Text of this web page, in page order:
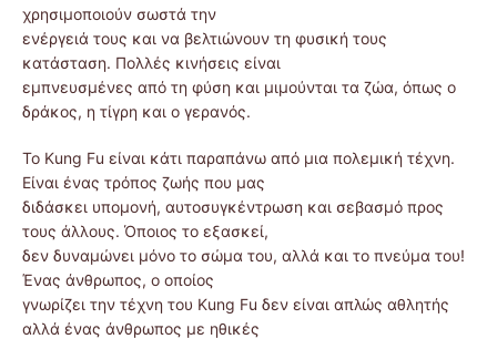
χρησιμοποιούν σωστά την
ενέργειά τους και να βελτιώνουν τη φυσική τους
κατάσταση. Πολλές κινήσεις είναι
εμπνευσμένες από τη φύση και μιμούνται τα ζώα, όπως ο
δράκος, η τίγρη και ο γερανός.
Το Kung Fu είναι κάτι παραπάνω από μια πολεμική τέχνη.
Είναι ένας τρόπος ζωής που μας
διδάσκει υπομονή, αυτοσυγκέντρωση και σεβασμό προς
τους άλλους. Όποιος το εξασκεί,
δεν δυναμώνει μόνο το σώμα του, αλλά και το πνεύμα του!
Ένας άνθρωπος, ο οποίος
γνωρίζει την τέχνη του Kung Fu δεν είναι απλώς αθλητής
αλλά ένας άνθρωπος με ηθικές